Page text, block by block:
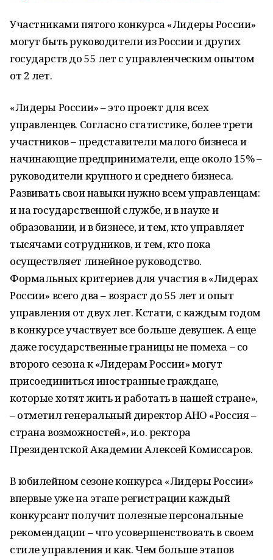
Участниками пятого конкурса «Лидеры России»
могут быть руководители из России и других
государств до 55 лет с управленческим опытом
от 2 лет.
«Лидеры России» – это проект для всех
управленцев. Согласно статистике, более трети
участников – представители малого бизнеса и
начинающие предприниматели, еще около 15% –
руководители крупного и среднего бизнеса.
Развивать свои навыки нужно всем управленцам:
и на государственной службе, и в науке и
образовании, и в бизнесе, и тем, кто управляет
тысячами сотрудников, и тем, кто пока
осуществляет линейное руководство.
Формальных критериев для участия в «Лидерах
России» всего два – возраст до 55 лет и опыт
управления от двух лет. Кстати, с каждым годом
в конкурсе участвует все больше девушек. А еще
даже государственные границы не помеха – со
второго сезона к «Лидерам России» могут
присоединиться иностранные граждане,
которые хотят жить и работать в нашей стране»,
– отметил генеральный директор АНО «Россия –
страна возможностей», и.о. ректора
Президентской Академии Алексей Комиссаров.
В юбилейном сезоне конкурса «Лидеры России»
впервые уже на этапе регистрации каждый
конкурсант получит полезные персональные
рекомендации – что усовершенствовать в своем
стиле управления и как. Чем больше этапов